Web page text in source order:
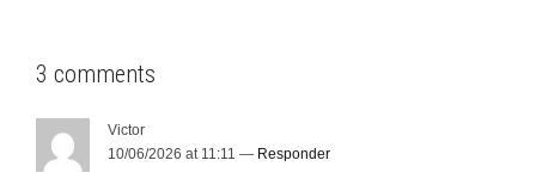
3 comments
Victor
10/06/2026 at 11:11 — Responder